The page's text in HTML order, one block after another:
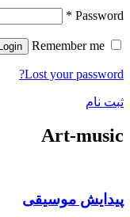
Password
*
Remember me
Login
Lost your password?
ثبت نام
Art-music
پیدایش موسیقی